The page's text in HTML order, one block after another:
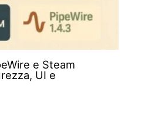
e Steam
UI e